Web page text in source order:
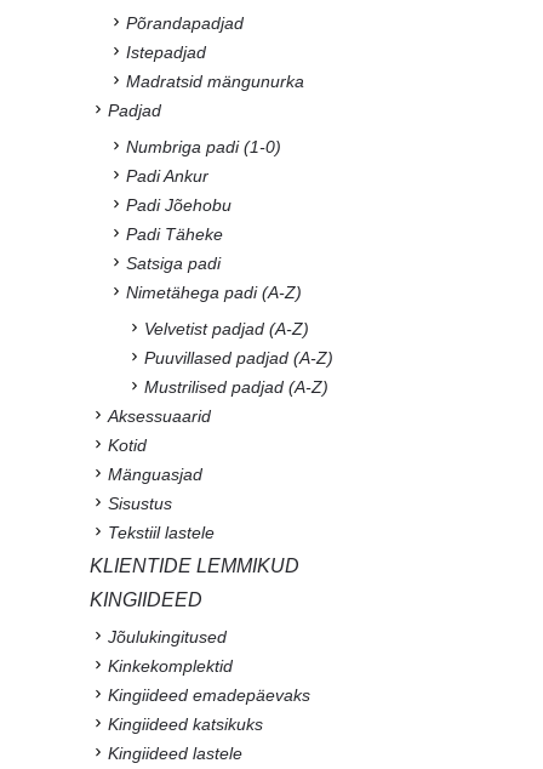
Põrandapadjad
Istepadjad
Madratsid mängunurka
Padjad
Numbriga padi (1-0)
Padi Ankur
Padi Jõehobu
Padi Täheke
Satsiga padi
Nimetähega padi (A-Z)
Velvetist padjad (A-Z)
Puuvillased padjad (A-Z)
Mustrilised padjad (A-Z)
Aksessuaarid
Kotid
Mänguasjad
Sisustus
Tekstiil lastele
KLIENTIDE LEMMIKUD
KINGIIDEED
Jõulukingitused
Kinkekomplektid
Kingiideed emadepäevaks
Kingiideed katsikuks
Kingiideed lastele